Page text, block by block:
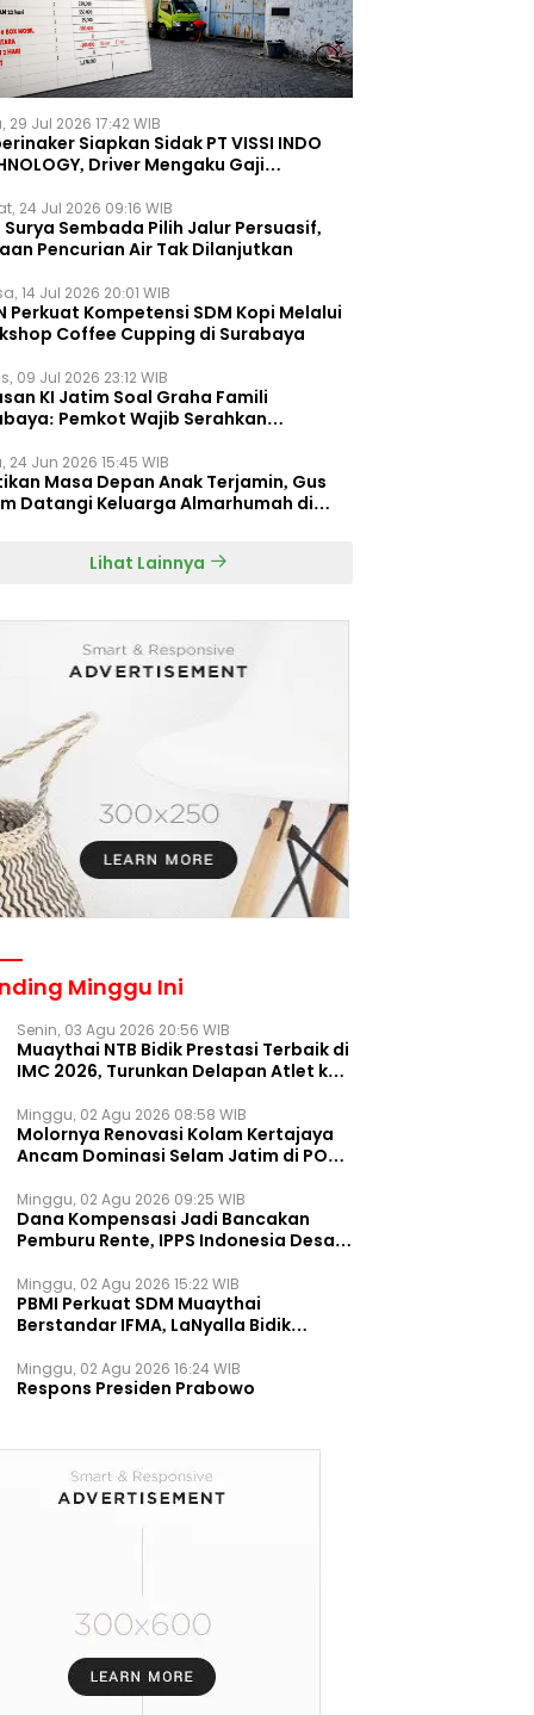
29 Jul 2026 17:42 WIB
Siapkan Sidak PT VISSI INDO
Driver Mengaku Gaji
24 Jul 2026 09:16 WIB
Surya Sembada Pilih Jalur Persuasif,
Pencurian Air Tak Dilanjutkan
14 Jul 2026 20:01 WIB
Perkuat Kompetensi SDM Kopi Melalui
Coffee Cupping di Surabaya
09 Jul 2026 23:12 WIB
KI Jatim Soal Graha Famili
Pemkot Wajib Serahkan
24 Jun 2026 15:45 WIB
Masa Depan Anak Terjamin, Gus
Datangi Keluarga Almarhumah di
Lihat Lainnya
Minggu Ini
Senin, 03 Agu 2026 20:56 WIB
Muaythai NTB Bidik Prestasi Terbaik di
IMC 2026, Turunkan Delapan Atlet ke
Minggu, 02 Agu 2026 08:58 WIB
Molornya Renovasi Kolam Kertajaya
Ancam Dominasi Selam Jatim di PON
Minggu, 02 Agu 2026 09:25 WIB
Dana Kompensasi Jadi Bancakan
Pemburu Rente, IPPS Indonesia Desak
Permanen
Minggu, 02 Agu 2026 15:22 WIB
PBMI Perkuat SDM Muaythai
Berstandar IFMA, LaNyalla Bidik
Minggu, 02 Agu 2026 16:24 WIB
Respons Presiden Prabowo